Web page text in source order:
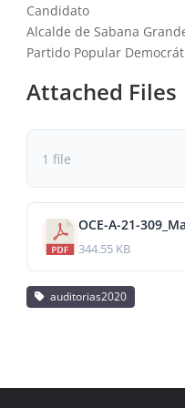
Candidato
Alcalde de Sabana
Partido Popular
Attached Files
1 file
OCE-A-21-
344.55 KB
auditorias2020